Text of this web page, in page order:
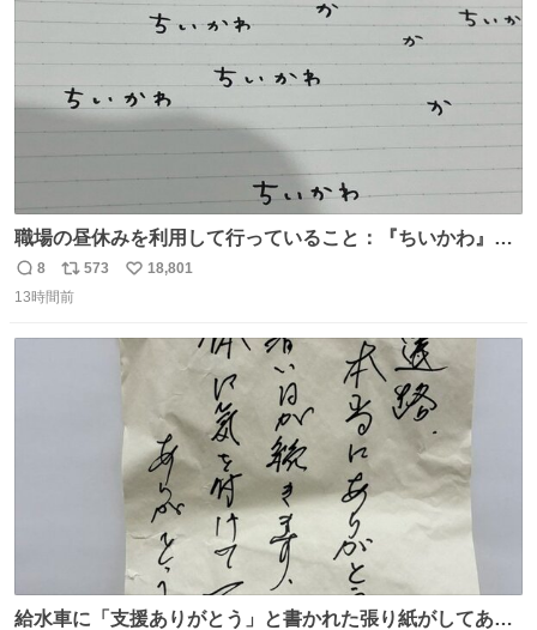
職場の昼休みを利用して行っていること：『ちいかわ』の
タイトルフォントの練習
返
信
8
リ
ポ
573
い
数
18,801
13時間前
給水車に「支援ありがとう」と書かれた張り紙がしてあっ